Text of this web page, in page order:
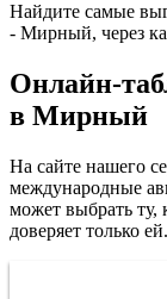
Найдите самые
- Мирный, через
Онлайн-
в Мирный
На сайте нашего
международные
может выбрать ту,
доверяет только ей.